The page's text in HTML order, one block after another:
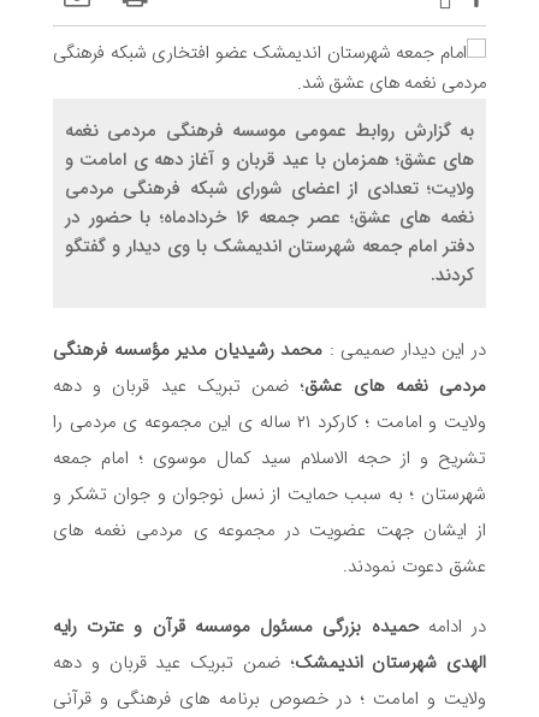
به گزارش روابط عمومی موسسه فرهنگی مردمی نغمه
های عشق؛ همزمان با عید قربان و آغاز دهه ی امامت و
ولایت؛ تعدادی از اعضای شورای شبکه فرهنگی مردمی
نغمه های عشق؛ عصر جمعه ۱۶ خردادماه؛ با حضور در
دفتر امام جمعه شهرستان اندیمشک با وی دیدار و گفتگو
کردند.
در این دیدار صمیمی : محمد رشیدیان مدیر مؤسسه فرهنگی
مردمی نغمه های عشق؛ ضمن تبریک عید قربان و دهه
ولایت و امامت ؛ کارکرد ۲۱ ساله ی این مجموعه ی مردمی را
تشریح و از حجه الاسلام سید کمال موسوی ؛ امام جمعه
شهرستان ؛ به سبب حمایت از نسل نوجوان و جوان تشکر و
از ایشان جهت عضویت در مجموعه ی مردمی نغمه های
عشق دعوت نمودند.
در ادامهحمیده بزرگی مسئول موسسه قرآن و عترت رایه
الهدی شهرستان اندیمشک؛ ضمن تبریک عید قربان و دهه
ولایت و امامت ؛ در خصوص برنامه های فرهنگی و قرآنی